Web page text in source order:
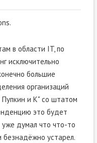
в области IT, по
исключительно
большие
организаций
Пупкин и К" со штатом
это будет
думал что что-то
устарел.